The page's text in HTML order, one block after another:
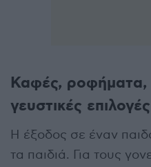
Καφές, ροφήματα,
γευστικές επιλογές
Η έξοδος σε έναν
τα παιδιά. Για τους